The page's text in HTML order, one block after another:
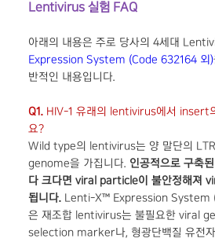
Lentivirus 실험 FAQ
아래의 내용은 주로 당사의 4세대
Expression System (Code 632164 외)
반적인 내용입니다.
Q1.HIV-1 유래의 lentivirus에서 insert
요?
Wild type의 lentivirus는 양 말단의
genome을 가집니다. 인공적으로 구축
다 크다면 viral particle이 불안정해져
됩니다. Lenti-X™ Expression System
은 재조합 lentivirus는 불필요한 viral
selection marker나, 형광단백질 유전자